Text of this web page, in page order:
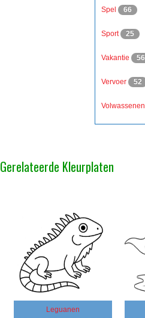
Spel 66
Sport 25
Vakantie 56
Vervoer 52
Volwassenen
Gerelateerde Kleurplaten
Leguanen